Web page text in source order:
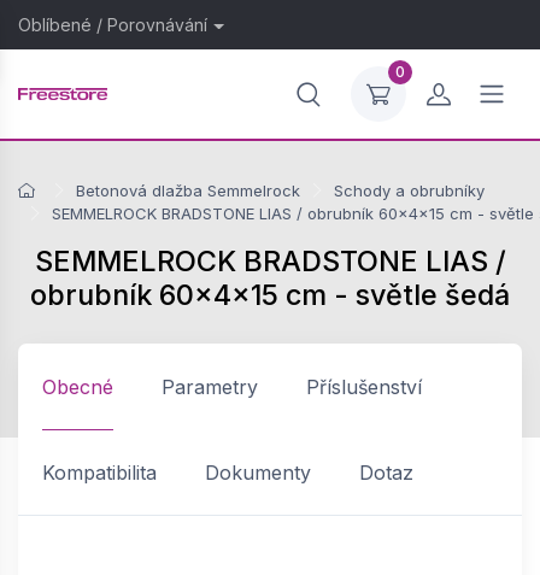
Oblíbené / Porovnávání
0
Betonová dlažba Semmelrock
Schody a obrubníky
SEMMELROCK BRADSTONE LIAS / obrubník 60x4x15 cm -
SEMMELROCK BRADSTONE LIAS /
obrubník 60x4x15 cm - světle šedá
Obecné Parametry Příslušenství
Kompatibilita Dokumenty Dotaz